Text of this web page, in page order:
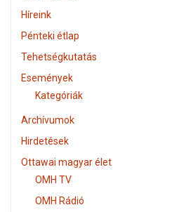
Híreink
Pénteki étlap
Tehetségkutatás
Események
Kategóriák
Archívumok
Hirdetések
Ottawai magyar élet
OMH TV
OMH Rádió